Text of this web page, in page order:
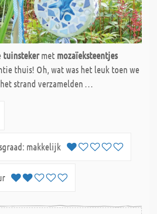
tuinstekermet mozaïeksteentjes
thuis! Oh, wat was het leuk toen we
strand verzamelden …
makkelijk